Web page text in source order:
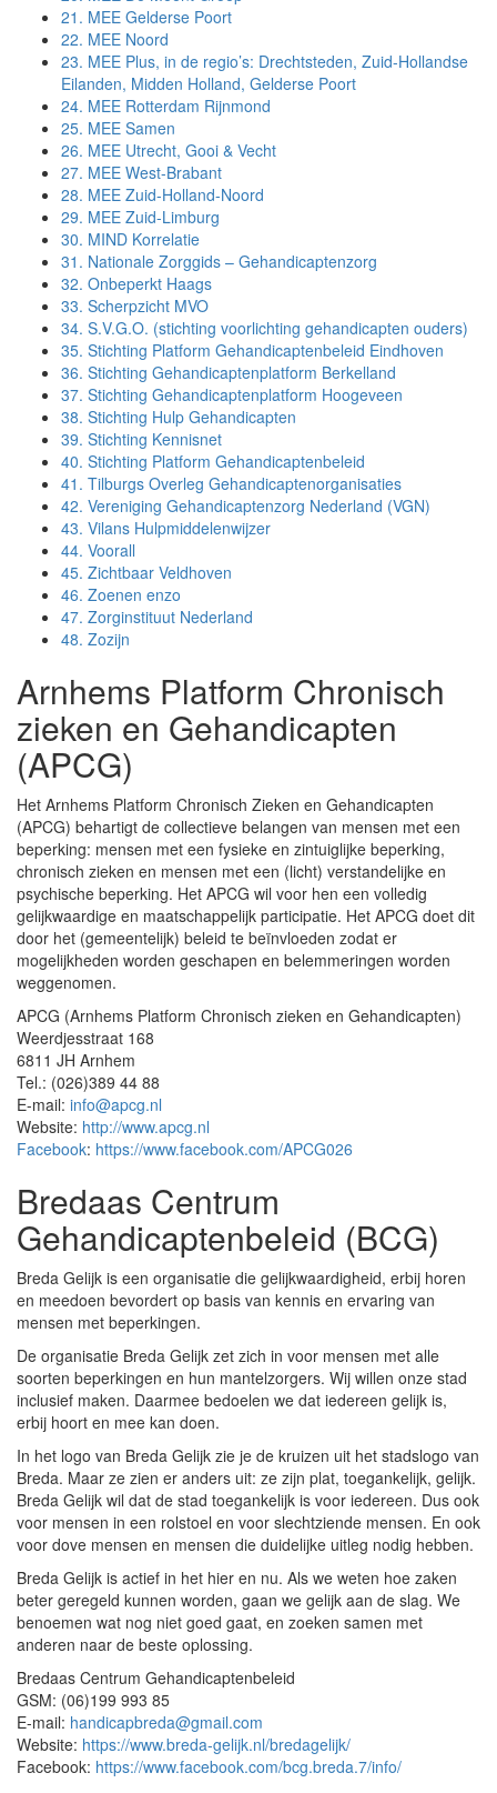
21. MEE Gelderse Poort
22. MEE Noord
23. MEE Plus, in de regio’s: Drechtsteden, Zuid-Hollandse
Eilanden, Midden Holland, Gelderse Poort
24. MEE Rotterdam Rijnmond
25. MEE Samen
26. MEE Utrecht, Gooi & Vecht
27. MEE West-Brabant
28. MEE Zuid-Holland-Noord
29. MEE Zuid-Limburg
30. MIND Korrelatie
31. Nationale Zorggids – Gehandicaptenzorg
32. Onbeperkt Haags
33. Scherpzicht MVO
34. S.V.G.O. (stichting voorlichting gehandicapten ouders)
35. Stichting Platform Gehandicaptenbeleid Eindhoven
36. Stichting Gehandicaptenplatform Berkelland
37. Stichting Gehandicaptenplatform Hoogeveen
38. Stichting Hulp Gehandicapten
39. Stichting Kennisnet
40. Stichting Platform Gehandicaptenbeleid
41. Tilburgs Overleg Gehandicaptenorganisaties
42. Vereniging Gehandicaptenzorg Nederland (VGN)
43. Vilans Hulpmiddelenwijzer
44. Voorall
45. Zichtbaar Veldhoven
46. Zoenen enzo
47. Zorginstituut Nederland
48. Zozijn
Arnhems Platform Chronisch
zieken en Gehandicapten
(APCG)
Het Arnhems Platform Chronisch Zieken en Gehandicapten
(APCG) behartigt de collectieve belangen van mensen met een
beperking: mensen met een fysieke en zintuiglijke beperking,
chronisch zieken en mensen met een (licht) verstandelijke en
psychische beperking. Het APCG wil voor hen een volledig
gelijkwaardige en maatschappelijk participatie. Het APCG doet dit
door het (gemeentelijk) beleid te beïnvloeden zodat er
mogelijkheden worden geschapen en belemmeringen worden
weggenomen.
APCG (Arnhems Platform Chronisch zieken en Gehandicapten)
Weerdjesstraat 168
6811 JH Arnhem
Tel.: (026)389 44 88
E-mail: info@apcg.nl
Website: http://www.apcg.nl
Facebook: https://www.facebook.com/APCG026
Bredaas Centrum
Gehandicaptenbeleid (BCG)
Breda Gelijk is een organisatie die gelijkwaardigheid, erbij horen
en meedoen bevordert op basis van kennis en ervaring van
mensen met beperkingen.
De organisatie Breda Gelijk zet zich in voor mensen met alle
soorten beperkingen en hun mantelzorgers. Wij willen onze stad
inclusief maken. Daarmee bedoelen we dat iedereen gelijk is,
erbij hoort en mee kan doen.
In het logo van Breda Gelijk zie je de kruizen uit het stadslogo van
Breda. Maar ze zien er anders uit: ze zijn plat, toegankelijk, gelijk.
Breda Gelijk wil dat de stad toegankelijk is voor iedereen. Dus ook
voor mensen in een rolstoel en voor slechtziende mensen. En ook
voor dove mensen en mensen die duidelijke uitleg nodig hebben.
Breda Gelijk is actief in het hier en nu. Als we weten hoe zaken
beter geregeld kunnen worden, gaan we gelijk aan de slag. We
benoemen wat nog niet goed gaat, en zoeken samen met
anderen naar de beste oplossing.
Bredaas Centrum Gehandicaptenbeleid
GSM: (06)199 993 85
E-mail: handicapbreda@gmail.com
Website: https://www.breda-gelijk.nl/bredagelijk/
Facebook: https://www.facebook.com/bcg.breda.7/info/